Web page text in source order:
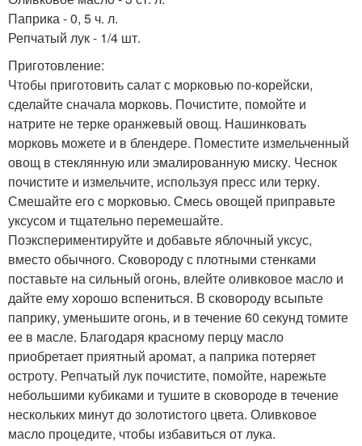
Паприка - 0, 5 ч. л.
Репчатый лук - 1/4 шт.
Приготовление:
Чтобы приготовить салат с морковью по-корейски,
сделайте сначала морковь. Почистите, помойте и
натрите не терке оранжевый овощ. Нашинковать
морковь можете и в блендере. Поместите измельченный
овощ в стеклянную или эмалированную миску. Чеснок
почистите и измельчите, используя пресс или терку.
Смешайте его с морковью. Смесь овощей приправьте
уксусом и тщательно перемешайте.
Поэкспериментируйте и добавьте яблочный уксус,
вместо обычного. Сковороду с плотными стенками
поставьте на сильный огонь, влейте оливковое масло и
дайте ему хорошо вспениться. В сковороду всыпьте
паприку, уменьшите огонь, и в течение 60 секунд томите
ее в масле. Благодаря красному перцу масло
приобретает приятный аромат, а паприка потеряет
остроту. Репчатый лук почистите, помойте, нарежьте
небольшими кубиками и тушите в сковороде в течение
нескольких минут до золотистого цвета. Оливковое
масло процедите, чтобы избавиться от лука.